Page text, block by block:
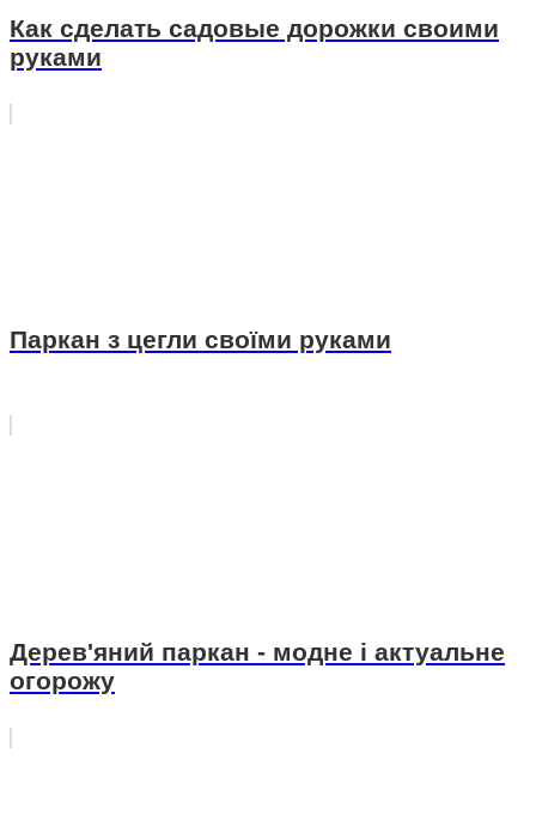
Как сделать садовые дорожки своими
руками
Паркан з цегли своїми руками
Дерев'яний паркан - модне і актуальне
огорожу